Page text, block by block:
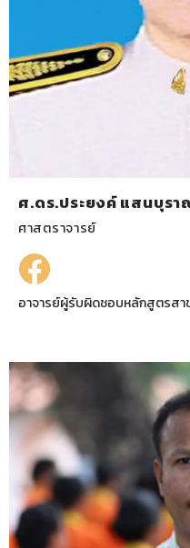
ศ.ดร.ประยงค์ แสนบุรา
ศาสตราจารย์
อาจารย์ผู้รับผิดชอบหลักสูตรสา